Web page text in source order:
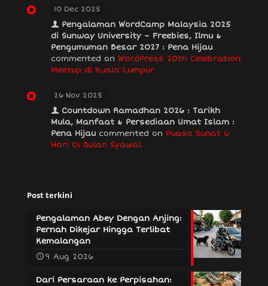
10 Dec 2025
Pengalaman WordCamp Malaysia 2025
di Sunway University – Freebies, Ilmu &
Pengumuman Besar 2027 : Pena Hijau
commented on WordPress 20th Celebration
Meetup di Kuala Lumpur
26 Nov 2025
Countdown Ramadhan 2026 : Tarikh
Mula, Manfaat & Persediaan Umat Islam :
Pena Hijau commented on Puasa Sunat 6
Hari Di Bulan Syawal
Post terkini
Pengalaman Abey Dengan Anjing:
Pernah Dikejar Hingga Terlibat
Kemalangan
9 Aug 2026
Dari Persaraan ke Perpisahan: